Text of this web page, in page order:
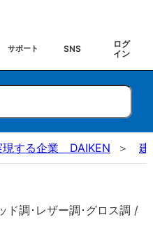
サポート SNS
ログ
イン
現する企業 DAIKEN 建
ド調･レザー調･グロス調 /